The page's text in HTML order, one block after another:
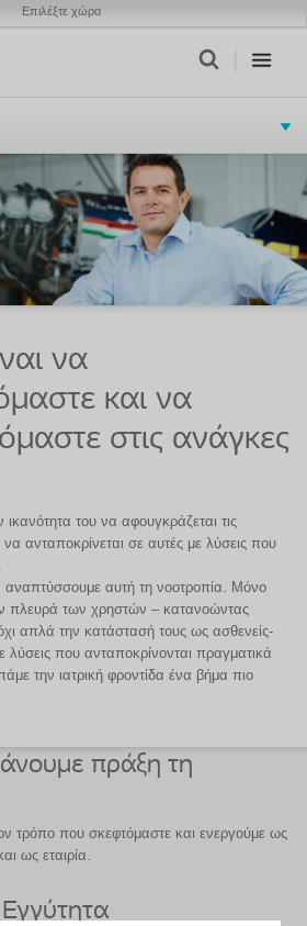
Επιλέξτε χώρα
να
και να
στις ανάγκες
του να αφουγκράζεται τις
ανταποκρίνεται σε αυτές με λύσεις που
αυτή τη νοοτροπία. Μόνο
πλευρά των χρηστών – κατανοώντας
απλά την κατάστασή τους ως ασθενείς-
που ανταποκρίνονται πραγματικά
την ιατρική φροντίδα ένα βήμα πιο
πράξη τη
τρόπο που σκεφτόμαστε και ενεργούμε ως
ως εταιρία.
Εγγύτητα